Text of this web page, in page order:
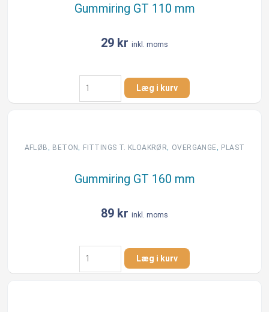
Gummiring GT 110 mm
29 kr inkl. moms
Gummiring
GT
110
Læg i kurv
AFLØB , BETON, FITTINGS T. KLOAKRØR, OVERGANGE , PLAST
Gummiring GT 160 mm
89 kr inkl. moms
Gummiring
GT
160
Læg i kurv